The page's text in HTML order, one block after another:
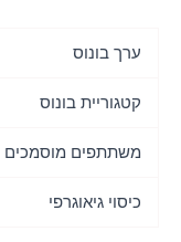
ערך בונוס
קטגוריית בונוס
משתתפים מוסמכים
כיסוי גיאוגרפי